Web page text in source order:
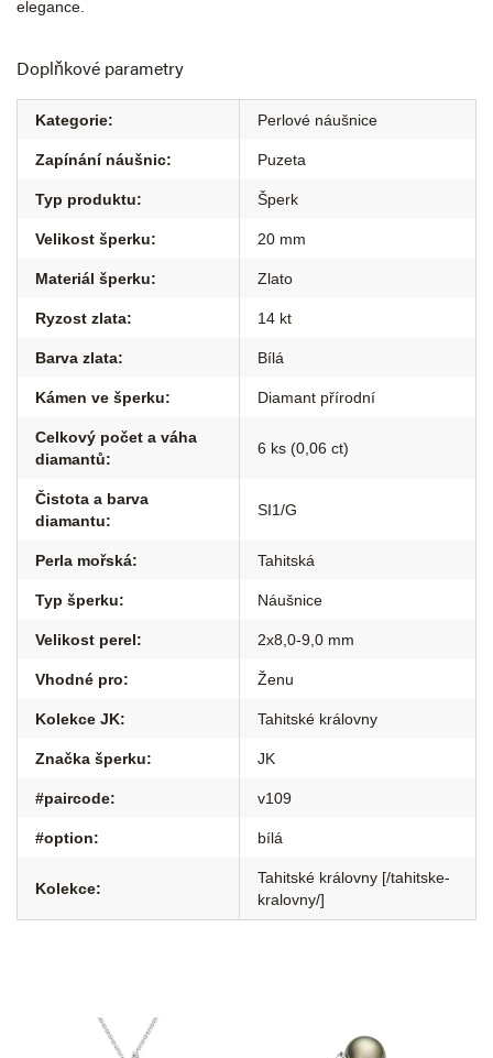
elegance.
Doplňkové parametry
Kategorie: Perlové náušnice
Zapínání náušnic: Puzeta
Typ produktu: Šperk
Velikost šperku: 20 mm
Materiál šperku: Zlato
Ryzost zlata: 14 kt
Barva zlata: Bílá
Kámen ve šperku: Diamant přírodní
Celkový počet a váha
diamantů:
6 ks (0,06 ct)
Čistota a barva
diamantu:
SI1/G
Perla mořská: Tahitská
Typ šperku: Náušnice
Velikost perel: 2x8,0-9,0 mm
Vhodné pro: Ženu
Kolekce JK: Tahitské královny
Značka šperku: JK
#paircode: v109
#option: bílá
Kolekce:
Tahitské královny [/tahitske-
kralovny/]